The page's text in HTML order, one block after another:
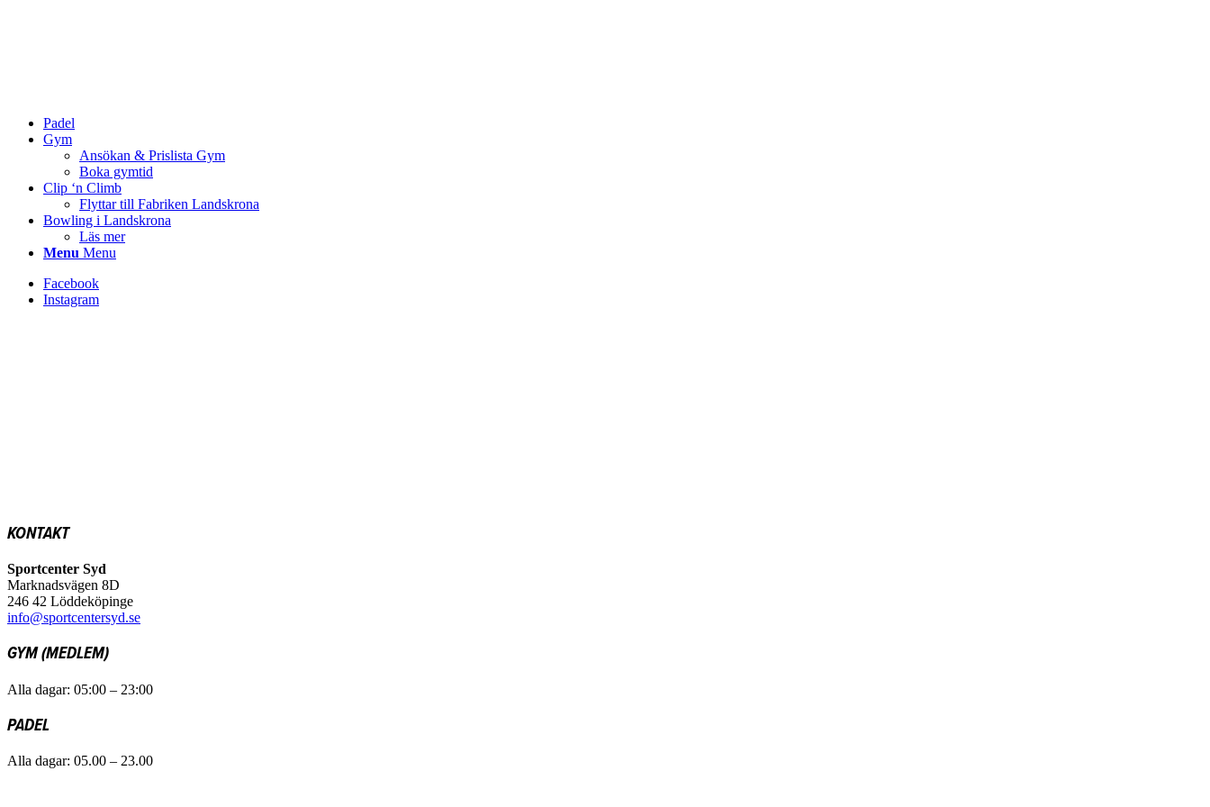
Padel
Gym
Ansökan & Prislista Gym
Boka gymtid
Clip ‘n Climb
Flyttar till Fabriken Landskrona
Bowling i Landskrona
Läs mer
Menu Menu
Facebook
Instagram
KONTAKT
Sportcenter Syd
Marknadsvägen 8D
246 42 Löddeköpinge
info@sportcentersyd.se
GYM (MEDLEM)
Alla dagar: 05:00 – 23:00
PADEL
Alla dagar: 05.00 – 23.00